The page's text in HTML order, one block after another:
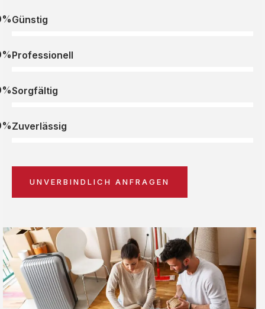
Günstig
Professionell
Sorgfältig
Zuverlässig
UNVERBINDLICH ANFRAGEN